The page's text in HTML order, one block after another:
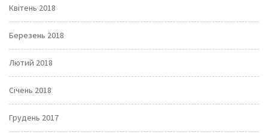
Квітень 2018
Березень 2018
Лютий 2018
Січень 2018
Грудень 2017